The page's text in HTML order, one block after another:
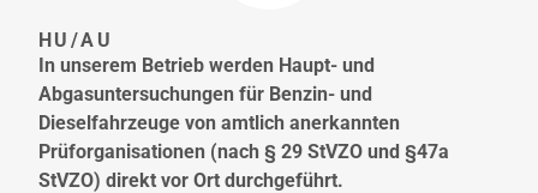
HU/AU
In unserem Betrieb werden Haupt- und
Abgasuntersuchungen für Benzin- und
Dieselfahrzeuge von amtlich anerkannten
Prüforganisationen (nach § 29 StVZO und §47a
StVZO) direkt vor Ort durchgeführt.